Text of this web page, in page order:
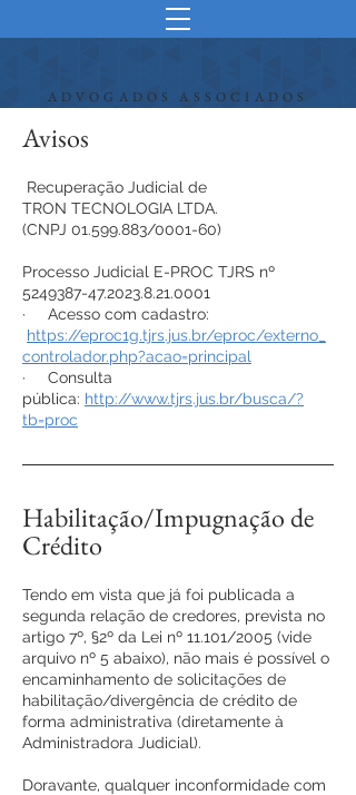
ADVOGADOS ASSOCIADOS
Avisos
Recuperação Judicial de
TRON TECNOLOGIA LTDA.
(CNPJ 01.599.883/0001-60)
Processo Judicial E-PROC TJRS nº
5249387-47.2023.8.21.0001
· Acesso com cadastro:
https://eproc1g.tjrs.jus.br/eproc/externo_
controlador.php?acao=principal
· Consulta
pública: http://www.tjrs.jus.br/busca/?
tb=proc
Habilitação/Impugnação de
Crédito
Tendo em vista que já foi publicada a
segunda relação de credores, prevista no
artigo 7º, §2º da Lei nº 11.101/2005 (vide
arquivo nº 5 abaixo), não mais é possível o
encaminhamento de solicitações de
habilitação/divergência de crédito de
forma administrativa (diretamente à
Administradora Judicial).
Doravante, qualquer inconformidade com